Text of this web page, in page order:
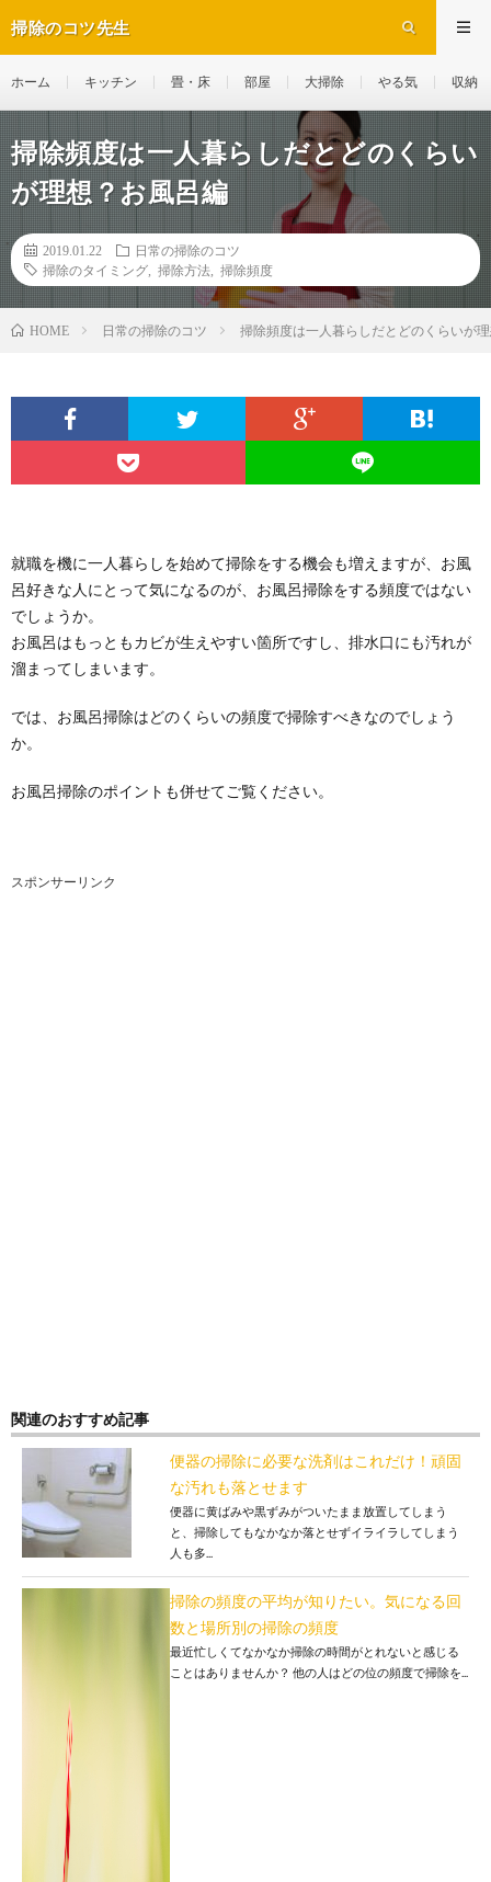
掃除のコツ先生
ホーム キッチン 畳・床 部屋 大掃除 やる気 収納
掃除頻度は一人暮らしだとどのくらい
が理想？お風呂編
2019.01.22
日常の掃除のコツ
掃除のタイミング
掃除方法 掃除頻度
HOME 日常の掃除のコツ 掃除頻度は一人暮らしだとどのくらいが
就職を機に一人暮らしを始めて掃除をする機会も増えますが、お風
呂好きな人にとって気になるのが、お風呂掃除をする頻度ではない
でしょうか。
お風呂はもっともカビが生えやすい箇所ですし、排水口にも汚れが
溜まってしまいます。
では、お風呂掃除はどのくらいの頻度で掃除すべきなのでしょう
か。
お風呂掃除のポイントも併せてご覧ください。
スポンサーリンク
関連のおすすめ記事
便器の掃除に必要な洗剤はこれだけ！頑固
な汚れも落とせます
便器に黄ばみや黒ずみがついたまま放置してしまう
と、掃除してもなかなか落とせずイライラしてしまう
人も多...
掃除の頻度の平均が知りたい。気になる回
数と場所別の掃除の頻度
最近忙しくてなかなか掃除の時間がとれないと感じる
ことはありませんか？ 他の人はどの位の頻度で掃除を...